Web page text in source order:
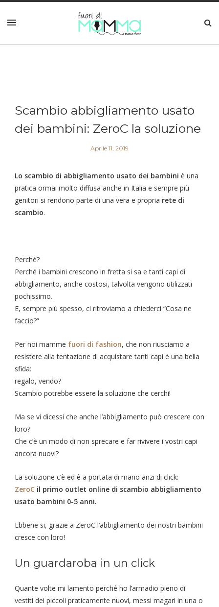
Scambio abbigliamento usato
dei bambini: ZeroC la soluzione
Aprile 11, 2019
Lo scambio di abbigliamento usato dei bambini è una
pratica ormai molto diffusa anche in Italia e sempre più
genitori si rendono parte di una vera e propria rete di
scambio.
Perché?
Perché i bambini crescono in fretta si sa e tanti capi di
abbigliamento, anche costosi, talvolta vengono utilizzati
pochissimo.
E, sempre più spesso, ci ritroviamo a chiederci “Cosa ne
faccio?”
Per noi mamme fuori di fashion, che non riusciamo a
resistere alla tentazione di acquistare tanti capi è una bella
sfida:
regalo, vendo?
Scambio potrebbe essere la soluzione che cerchi!
Ma se vi dicessi che anche l’abbigliamento può crescere con
loro?
Che c’è un modo di non sprecare e far rivivere i vostri capi
ancora nuovi?
La soluzione c’è ed è a portata di mano anzi di click:
ZeroC il primo outlet online di scambio abbigliamento
usato bambini 0-5 anni.
Ebbene si, grazie a ZeroC l’abbigliamento dei nostri bambini
cresce con loro!
Un guardaroba in un click
Quante volte mi lamento perché ho l’armadio pieno di
vestiti dei piccoli praticamente nuovi, messi magari in una o